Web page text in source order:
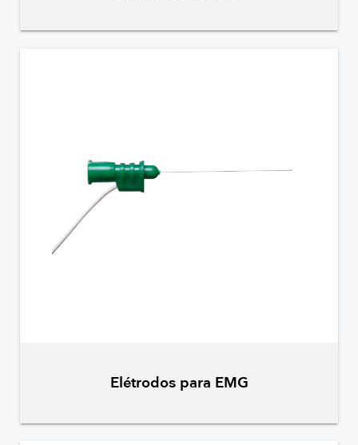
Elétrodos para EMG